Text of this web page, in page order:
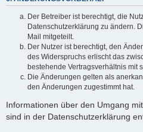
Der Betreiber ist berechtigt, die
Datenschutzerklärung zu ändern.
Mail mitgeteilt.
Der Nutzer ist berechtigt, den
des Widerspruchs erlischt das
bestehende Vertragsverhältnis mit
Die Änderungen gelten als
den Änderungen zugestimmt hat.
Informationen über den Umgang
sind in der Datenschutzerklärung